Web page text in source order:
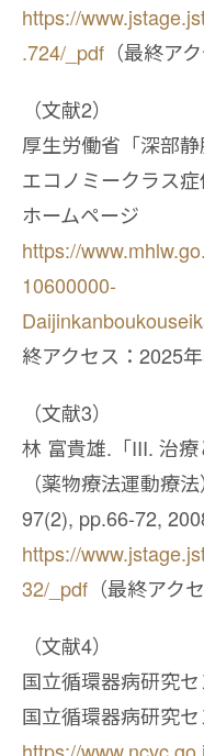
https://
.724/_pdf （最終ア
（文献2）
厚生労働省「深部
エコノミークラス
ホームページ
https://
10600000-
終アクセス：2025年
（文献3）
林 富貴雄.「III. 治
（薬物療法運動療
97(2), pp.66-72,
https://
32/_pdf （最終アク
（文献4）
国立循環器病研究
国立循環器病研究
https://